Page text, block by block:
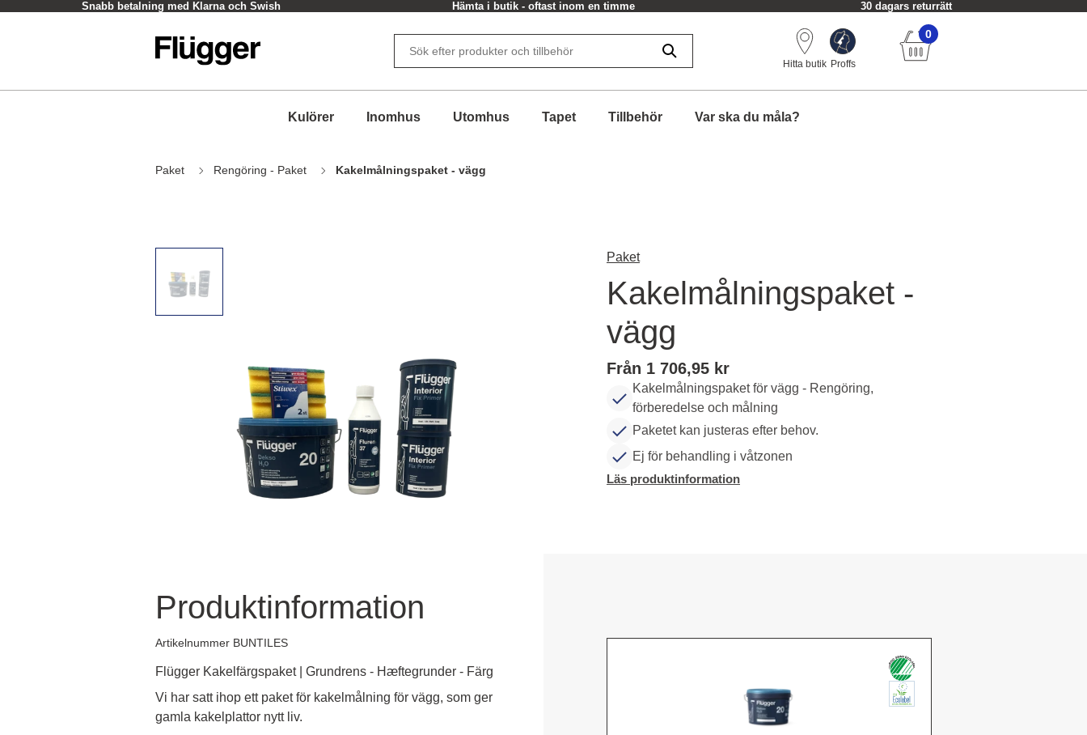
Snabb betalning med Klarna och Swish Hämta i butik - oftast inom en timme 30 dagars returrätt
Hitta butik Proffs
0
Kulörer Inomhus Utomhus Tapet Tillbehör Var ska du måla?
Paket Rengöring - Paket Kakelmålningspaket - vägg
Produktinformation
Artikelnummer BUNTILES
Flügger Kakelfärgspaket | Grundrens - Hæftegrunder - Färg
Vi har satt ihop ett paket för kakelmålning för vägg, som ger
gamla kakelplattor nytt liv.
Paket
Kakelmålningspaket -
vägg
Från 1 706,95 kr
Kakelmålningspaket för vägg - Rengöring,
förberedelse och målning
Paketet kan justeras efter behov.
Ej för behandling i våtzonen
Läs produktinformation